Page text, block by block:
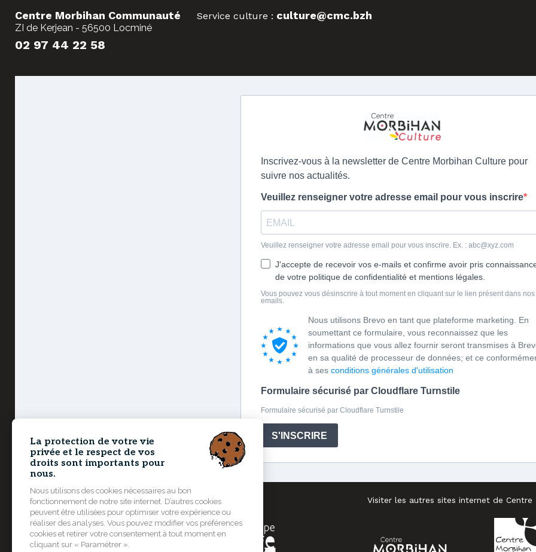
Centre Morbihan Communauté
ZI de Kerjean - 56500 Locminé
02 97 44 22 58
Service culture : culture@cmc.bzh
Inscrivez-vous à la newsletter de Centre Morbihan Culture pour
suivre nos actualités.
Veuillez renseigner votre adresse email pour vous inscrire
Veuillez renseigner votre adresse email pour vous inscrire. Ex. : abc@xyz.com
J'accepte de recevoir vos e-mails et confirme avoir pris
de votre politique de confidentialité et mentions légales.
Vous pouvez vous désinscrire à tout moment en cliquant sur le lien présent dans nos
emails.
Nous utilisons Brevo en tant que plateforme marketing. En
soumettant ce formulaire, vous reconnaissez que les
informations que vous allez fournir seront transmises à
en sa qualité de processeur de données; et ce
à ses conditions générales d'utilisation
Formulaire sécurisé par Cloudflare Turnstile
Formulaire sécurisé par Cloudflare Turnstile
S'INSCRIRE
Un projet soutenu et financé par Visiter les autres sites internet de Centre
La protection de votre vie
privée et le respect de vos
droits sont importants pour
nous.
Nous utilisons des cookies nécessaires au bon
fonctionnement de notre site internet. D’autres cookies
peuvent être utilisées pour optimiser votre expérience ou
réaliser des analyses. Vous pouvez modifier vos préférences
cookies et retirer votre consentement à tout moment en
cliquant sur « Paramétrer ».